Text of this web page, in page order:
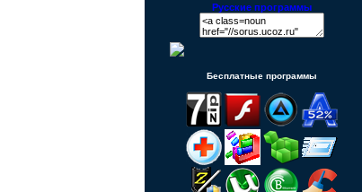
Русские программы
Бесплатные программы